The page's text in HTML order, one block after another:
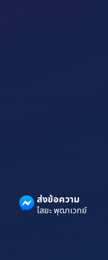
ส่งข้อความ
ไสยะ พุฒาเวทย์